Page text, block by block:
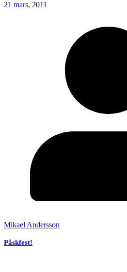
21 mars, 2011
Mikael Andersson
Påskfest!